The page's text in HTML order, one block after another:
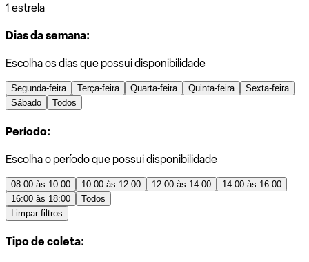
1 estrela
Dias da semana:
Escolha os dias que possui disponibilidade
Segunda-feira Terça-feira Quarta-feira Quinta-feira
Sexta-feira
Sábado
Todos
Período:
Escolha o período que possui disponibilidade
08:00 às 10:00 10:00 às 12:00 12:00 às 14:00
14:00 às 16:00
16:00 às 18:00
Todos
Limpar filtros
Tipo de coleta: